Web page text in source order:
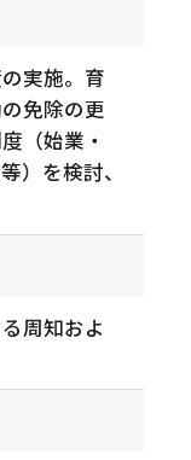
実施。育
免除の更
（始業・
）を検討、
周知およ